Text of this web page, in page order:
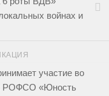
войнах и
участие во
РОФСО «Юность